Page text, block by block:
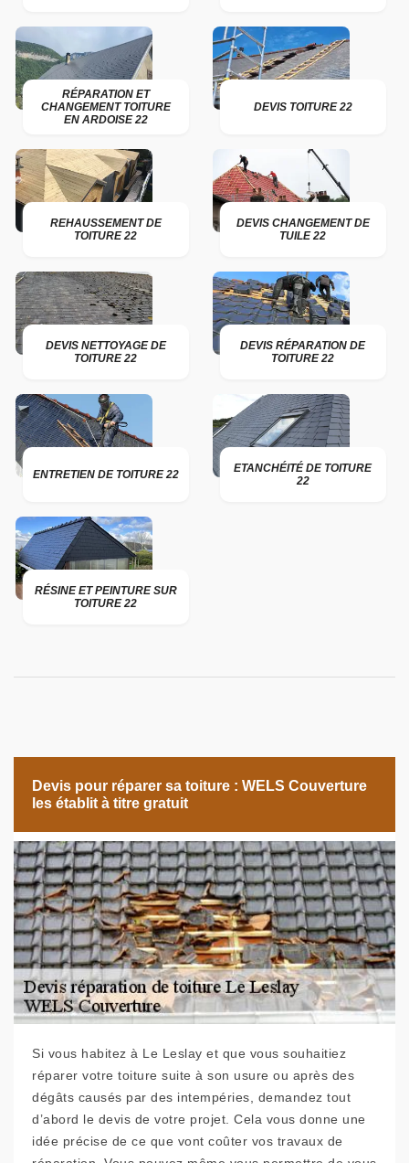
RÉPARATION ET
CHANGEMENT TOITURE
EN ARDOISE 22
DEVIS TOITURE 22
REHAUSSEMENT DE
TOITURE 22
DEVIS CHANGEMENT DE
TUILE 22
DEVIS NETTOYAGE DE
TOITURE 22
DEVIS RÉPARATION DE
TOITURE 22
ENTRETIEN DE TOITURE 22
ETANCHÉITÉ DE TOITURE
22
RÉSINE ET PEINTURE SUR
TOITURE 22
Devis pour réparer sa toiture : WELS Couverture
les établit à titre gratuit
Si vous habitez à Le Leslay et que vous souhaitiez
réparer votre toiture suite à son usure ou après des
dégâts causés par des intempéries, demandez tout
d’abord le devis de votre projet. Cela vous donne une
idée précise de ce que vont coûter vos travaux de